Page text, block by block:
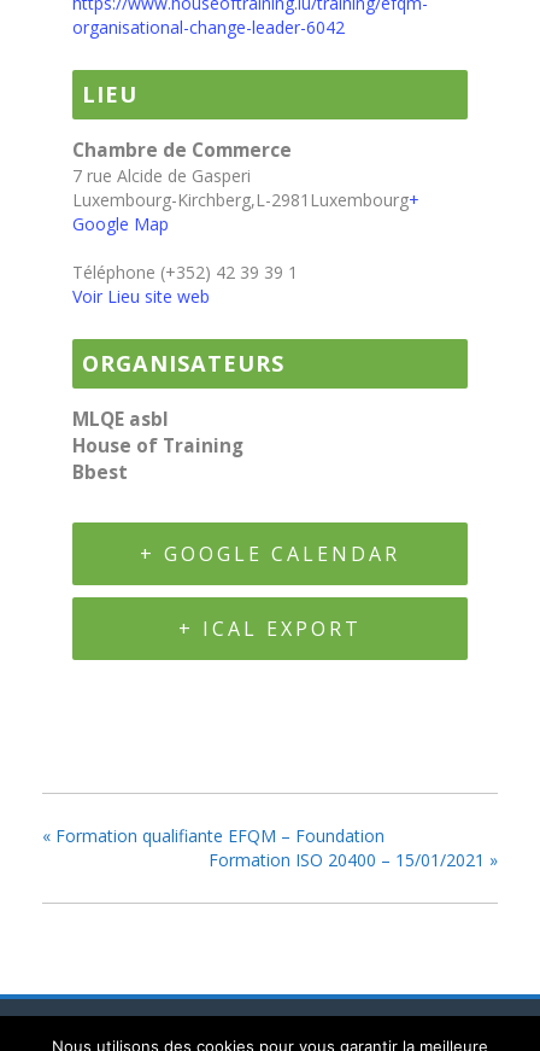
organisational-change-leader-6042
LIEU
Chambre de Commerce
7 rue Alcide de Gasperi
Luxembourg-Kirchberg,L-2981 Luxembourg+
Google Map
Téléphone (+352) 42 39 39 1
Voir Lieu site web
ORGANISATEURS
MLQE asbl
House of Training
Bbest
+ GOOGLE CALENDAR
+ ICAL EXPORT
« Formation qualifiante EFQM – Foundation
Formation ISO 20400 – 15/01/2021 »
Nous utilisons des cookies pour vous garantir la meilleure